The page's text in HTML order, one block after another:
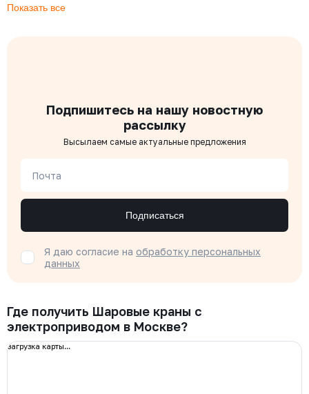
Показать все
Подпишитесь на нашу новостную
рассылку
Высылаем самые актуальные предложения
Почта
Подписаться
Я даю согласие на обработку персональных
данных
Где получить Шаровые краны с
электроприводом в Москве?
загрузка карты...